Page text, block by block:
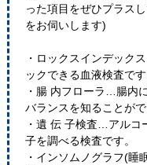
った項目をぜひプラス
をお伺いします)
・ロックスインデック
ックできる血液検査です
・腸 内フローラ…腸内
バランスを知ることがで
・遺 伝 子検査…アルコ
子を調べる検査です。
・インソムノグラフ(